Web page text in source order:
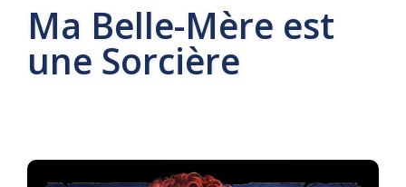
Ma Belle-Mère est
une Sorcière